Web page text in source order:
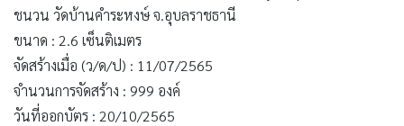
ชนวน วัดบ้านคำระหงษ์ จ.อุบลราชธานี
ขนาด : 2.6 เซ็นติเมตร
จัดสร้างเมื่อ (ว/ด/ป) : 11/07/2565
จำนวนการจัดสร้าง : 999 องค์
วันที่ออกบัตร : 20/10/2565